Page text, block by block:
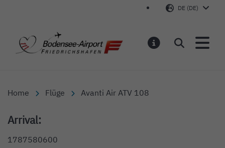
DE (DE)
Bodensee-Airport
Suchen
Home Flüge Avanti Air ATV 108
Arrival:
1787580600